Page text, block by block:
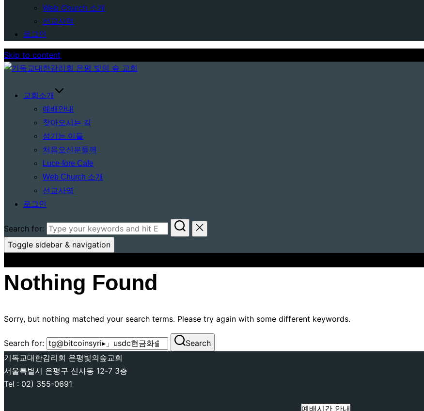
Web Church 소개
선교사역
로그인
Skip to content
교회소개
예배안내
찾아오시는 길
섬기는 이들
처음오신분들께
Luce-fore Cafe
Web Church 소개
선교사역
로그인
Search for:
Toggle sidebar & navigation
Nothing Found
Sorry, but nothing matched your search terms. Please try again with some different keywords.
Search for:
Search
기독교대한감리회 은평빛의숲교회
서울특별시 은평구 신사동 12-7 3층
Tel : 02) 355-0691
예배시간 안내